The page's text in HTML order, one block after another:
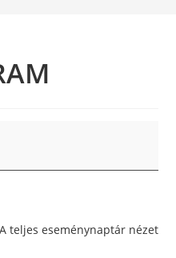
A teljes eseménynaptár nézet